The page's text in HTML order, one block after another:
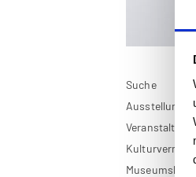
Suche
Ausstellungen
Museumskarte